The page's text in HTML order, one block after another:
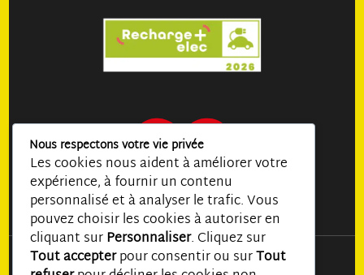
Nous respectons votre vie privée
Les cookies nous aident à améliorer votre
expérience, à fournir un contenu
personnalisé et à analyser le trafic. Vous
pouvez choisir les cookies à autoriser en
cliquant surPersonnaliser. Cliquez sur
Tout accepterpour consentir ou surTout